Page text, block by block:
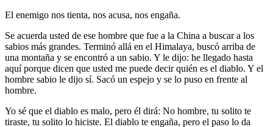
El enemigo nos tienta, nos acusa, nos engaña.
Se acuerda usted de ese hombre que fue a la China a buscar a los
sabios más grandes. Terminó allá en el Himalaya, buscó arriba de
una montaña y se encontró a un sabio. Y le dijo: he llegado hasta
aquí porque dicen que usted me puede decir quién es el diablo. Y el
hombre sabio le dijo sí. Sacó un espejo y se lo puso en frente al
hombre.
Yo sé que el diablo es malo, pero él dirá: No hombre, tu solito te
tiraste, tu solito lo hiciste. El diablo te engaña, pero el paso lo da